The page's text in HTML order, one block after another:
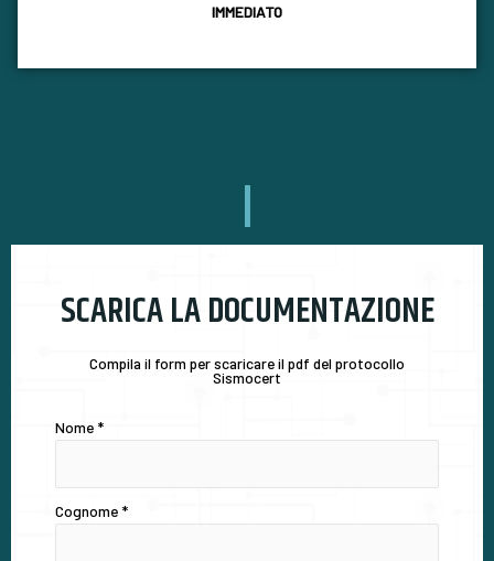
IMMEDIATO
SCARICA LA DOCUMENTAZIONE
Compila il form per scaricare il pdf del protocollo
Sismocert
Nome *
Cognome *